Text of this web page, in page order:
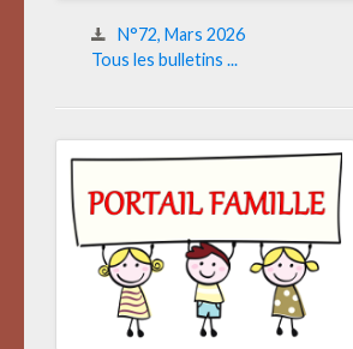
N°72, Mars 2026
Tous les bulletins ...